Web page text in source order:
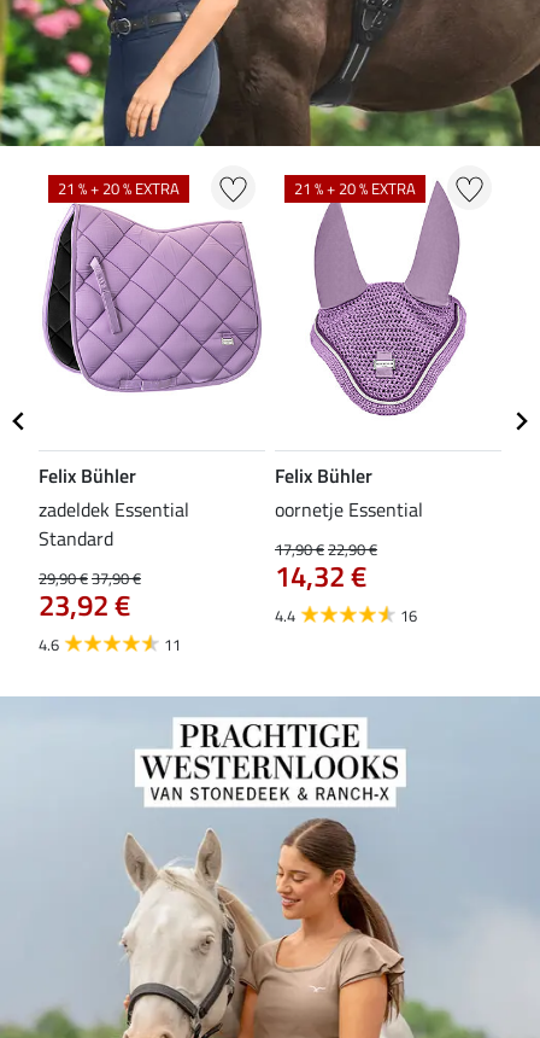
21 % + 20 % EXTRA
Felix Bühler
zadeldek Essential
Standard
29,90 €37,90 €
23,92 €
4.6 11
21 % + 20 % EXTRA
Felix Bühler
oornetje Essential
17,90 €22,90 €
14,32 €
4.4 16